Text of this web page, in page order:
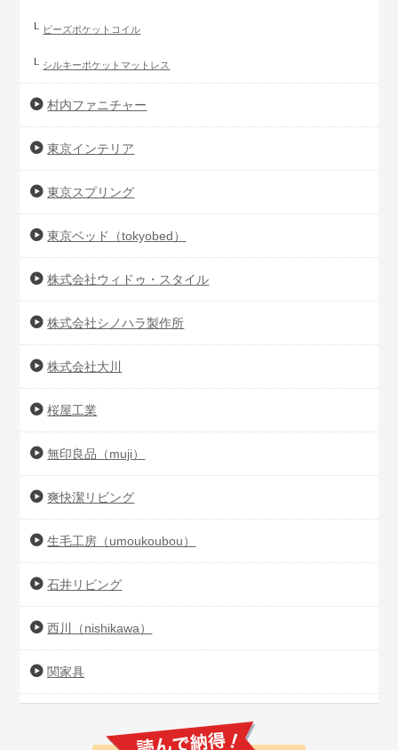
ビーズポケットコイル
シルキーポケットマットレス
村内ファニチャー
東京インテリア
東京スプリング
東京ベッド（tokyobed）
株式会社ウィドゥ・スタイル
株式会社シノハラ製作所
株式会社大川
桜屋工業
無印良品（muji）
爽快潔リビング
生毛工房（umoukoubou）
石井リビング
西川（nishikawa）
関家具